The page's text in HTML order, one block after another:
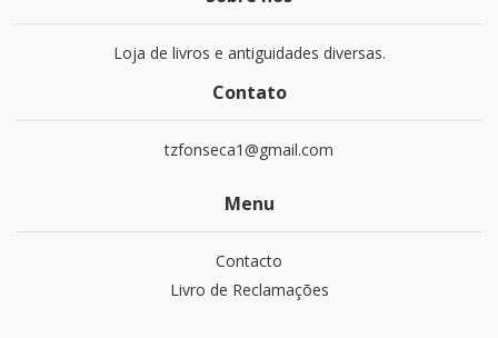
Loja de livros e antiguidades diversas.
Contato
tzfonseca1@gmail.com
Menu
Contacto
Livro de Reclamações